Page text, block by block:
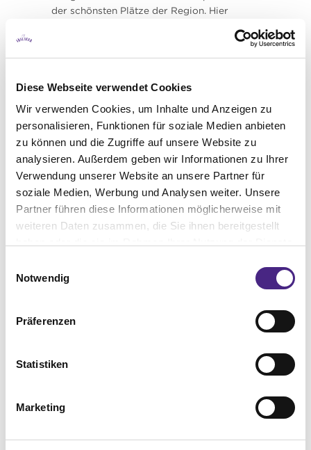
Diese Webseite verwendet Cookies
Wir verwenden Cookies, um Inhalte und Anzeigen zu
personalisieren, Funktionen für soziale Medien anbieten
zu können und die Zugriffe auf unsere Website zu
analysieren. Außerdem geben wir Informationen zu Ihrer
Verwendung unserer Website an unsere Partner für
soziale Medien, Werbung und Analysen weiter. Unsere
Partner führen diese Informationen möglicherweise mit
weiteren Daten zusammen, die Sie ihnen bereitgestellt
Cookies, wenn Sie unsere Webseite weiterhin nutzen.
Notwendig
Präferenzen
Statistiken
Marketing
der schönsten Plätze der Region. Hier
Fotos/Stills © AANDRS
Begegnungsorte mit Charakter
Ob im Neu Neusiedler oder an der
Strandbar: Baptist und Lena beweisen, dass
werden. Wer Lust auf ehrliches Streetfood
Noch mehr Küchengeheimnisse, spannende
beste Gastronomiebetriebe findest duhier.